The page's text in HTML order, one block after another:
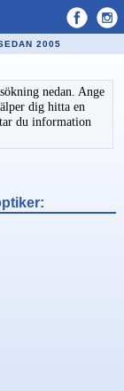
2005
nedan. Ange
dig hitta en
du information